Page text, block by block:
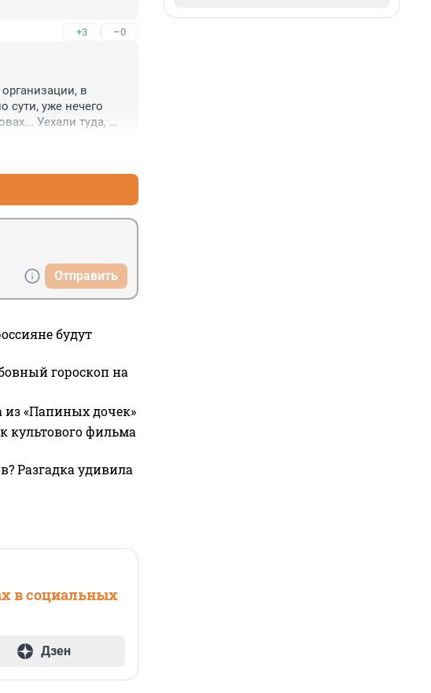
+3 –0
в
сути, уже нечего
Уехали туда,
Отправить
будут
гороскоп на
из «Папиных дочек»
культового фильма
Разгадка удивила
в социальных
Дзен